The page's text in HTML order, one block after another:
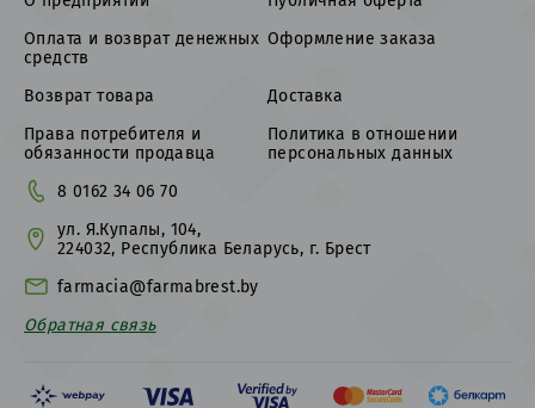
Оплата и возврат денежных
средств
Оформление заказа
Возврат товара
Доставка
Права потребителя и
обязанности продавца
Политика в отношении
персональных данных
8 0162 34 06 70
ул. Я.Купалы, 104,
224032, Республика Беларусь, г. Брест
farmacia@farmabrest.by
Обратная связь